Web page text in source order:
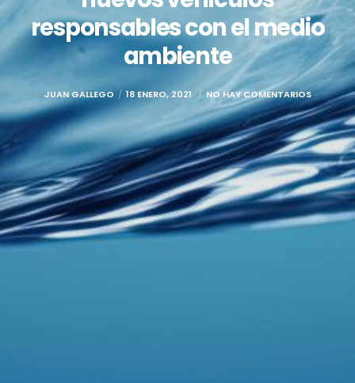
responsables con el medio
ambiente
JUAN GALLEGO 18 ENERO, 2021 NO HAY COMENTARIOS